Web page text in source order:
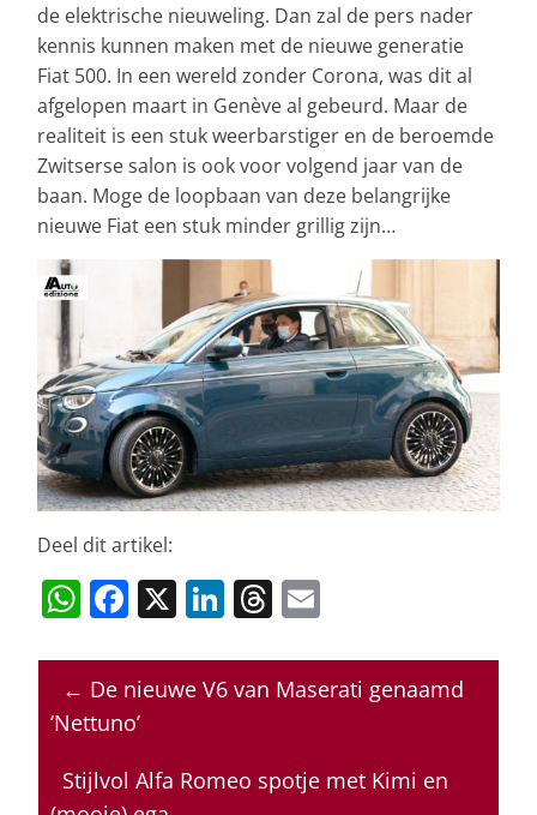
de elektrische nieuweling. Dan zal de pers nader
kennis kunnen maken met de nieuwe generatie
Fiat 500. In een wereld zonder Corona, was dit al
afgelopen maart in Genève al gebeurd. Maar de
realiteit is een stuk weerbarstiger en de beroemde
Zwitserse salon is ook voor volgend jaar van de
baan. Moge de loopbaan van deze belangrijke
nieuwe Fiat een stuk minder grillig zijn…
Deel dit artikel:
W
at
s
p
F
c
e
o
X Li
k
e
n
T
re
a
s
ai
l
← De nieuwe V6 van Maserati genaamd
‘Nettuno’
Stijlvol Alfa Romeo spotje met Kimi en